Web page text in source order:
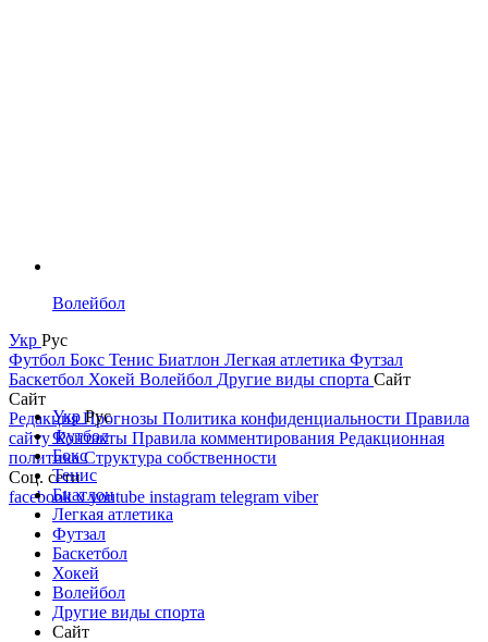
Волейбол
Укр Рус
Футбол Бокс Тенис Биатлон Легкая атлетика Футзал
Баскетбол Хокей Волейбол Другие виды спорта Сайт
Сайт
РедакцияПрогнозы Политика конфиденциальности Правила
сайтуКонтакты Правила комментирования Редакционная
политикаСтруктура собственности
Соц. сети
facebookxyoutube instagram telegram viber
УкрРус
Футбол
Бокс
Тенис
Биатлон
Легкая атлетика
Футзал
Баскетбол
Хокей
Волейбол
Другие виды спорта
Сайт